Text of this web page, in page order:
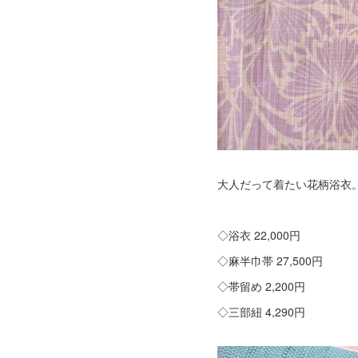
大人だって着たい花柄浴衣
◇浴衣 22,000円
◇麻半巾帯 27,500円
◇帯留め 2,200円
◇三部紐 4,290円